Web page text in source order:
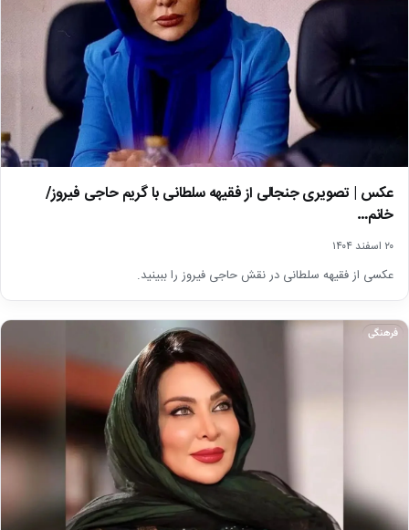
عکس | تصویری جنجالی از فقیهه سلطانی با گریم حاجی فیروز/
خانم…
۲۰ اسفند ۱۴۰۴
عکسی از فقیهه سلطانی در نقش حاجی فیروز را ببینید.
فرهنگی